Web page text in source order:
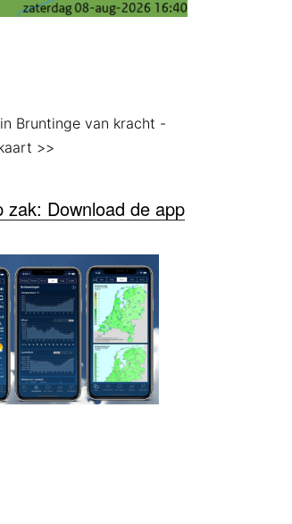
in Bruntinge van kracht -
>>
Download de app